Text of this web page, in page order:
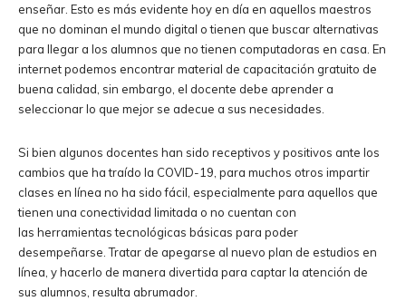
enseñar. Esto es más evidente hoy en día en aquellos maestros
que no dominan el mundo digital o tienen que buscar alternativas
para llegar a los alumnos que no tienen computadoras en casa. En
internet podemos encontrar material de capacitación gratuito de
buena calidad, sin embargo, el docente debe aprender a
seleccionar lo que mejor se adecue a sus necesidades.
Si bien algunos docentes han sido receptivos y positivos ante los
cambios que ha traído la COVID-19, para muchos otros impartir
clases en línea no ha sido fácil, especialmente para aquellos que
tienen una conectividad limitada o no cuentan con
las herramientas tecnológicas básicas para poder
desempeñarse. Tratar de apegarse al nuevo plan de estudios en
línea, y hacerlo de manera divertida para captar la atención de
sus alumnos, resulta abrumador.